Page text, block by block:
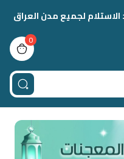
لجميع مدن العراق
0
bag